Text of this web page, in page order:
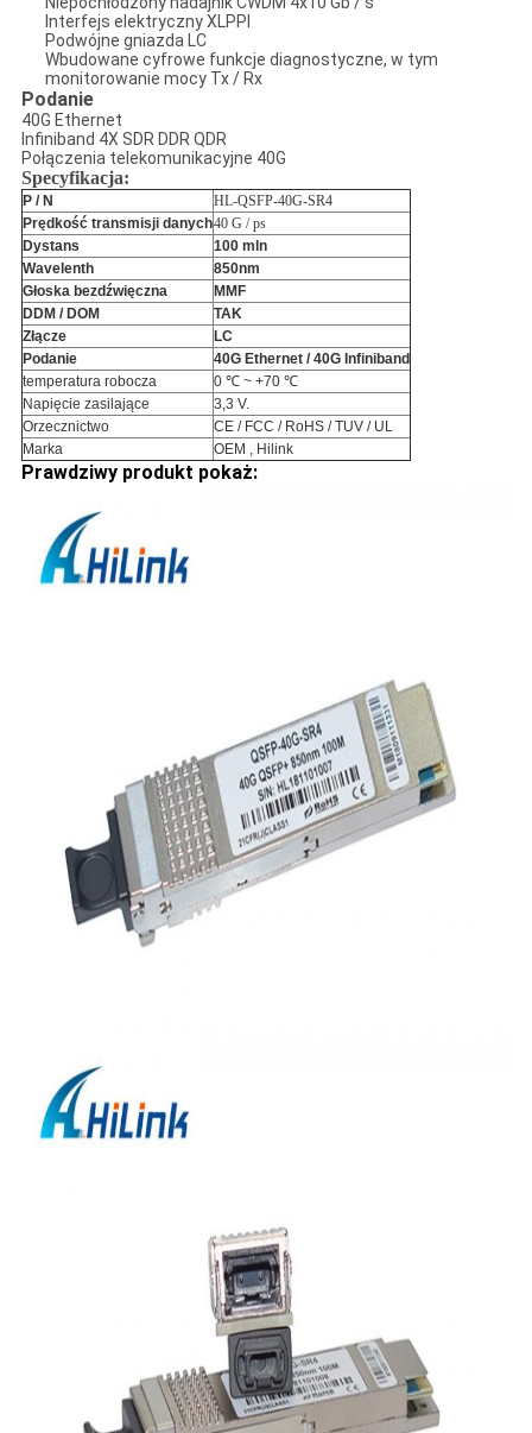
Interfejs elektryczny XLPPI
Podwójne gniazda LC
Wbudowane cyfrowe funkcje diagnostyczne, w tym
monitorowanie mocy Tx / Rx
Podanie
40G Ethernet
Infiniband 4X SDR DDR QDR
Połączenia telekomunikacyjne 40G
Specyfikacja:
P / N
HL-QSFP-40G-SR4
Prędkość transmisji danych40 G / ps
Dystans
100 mln
Wavelenth
850nm
Głoska bezdźwięczna
MMF
DDM / DOM
TAK
Złącze
LC
Podanie
40G Ethernet / 40G Infiniband
temperatura robocza
0 ℃ ~ +70 ℃
Napięcie zasilające
3,3 V.
Orzecznictwo
CE / FCC / RoHS / TUV / UL
Marka
OEM , Hilink
Prawdziwy produkt pokaż: